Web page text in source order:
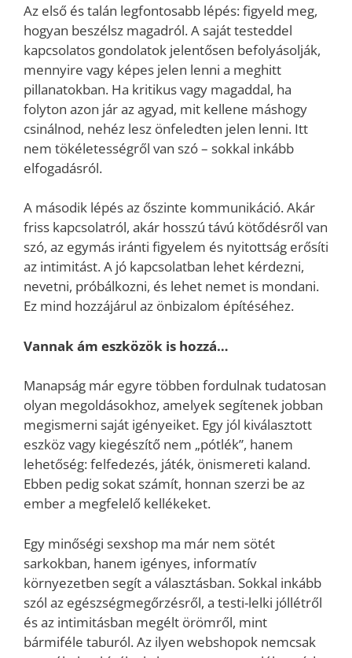
Az első és talán legfontosabb lépés: figyeld meg,
hogyan beszélsz magadról. A saját testeddel
kapcsolatos gondolatok jelentősen befolyásolják,
mennyire vagy képes jelen lenni a meghitt
pillanatokban. Ha kritikus vagy magaddal, ha
folyton azon jár az agyad, mit kellene máshogy
csinálnod, nehéz lesz önfeledten jelen lenni. Itt
nem tökéletességről van szó – sokkal inkább
elfogadásról.
A második lépés az őszinte kommunikáció. Akár
friss kapcsolatról, akár hosszú távú kötődésről van
szó, az egymás iránti figyelem és nyitottság erősíti
az intimitást. A jó kapcsolatban lehet kérdezni,
nevetni, próbálkozni, és lehet nemet is mondani.
Ez mind hozzájárul az önbizalom építéséhez.
Vannak ám eszközök is hozzá…
Manapság már egyre többen fordulnak tudatosan
olyan megoldásokhoz, amelyek segítenek jobban
megismerni saját igényeiket. Egy jól kiválasztott
eszköz vagy kiegészítő nem „pótlék”, hanem
lehetőség: felfedezés, játék, önismereti kaland.
Ebben pedig sokat számít, honnan szerzi be az
ember a megfelelő kellékeket.
Egy minőségi sexshop ma már nem sötét
sarkokban, hanem igényes, informatív
környezetben segít a választásban. Sokkal inkább
szól az egészségmegőrzésről, a testi-lelki jóllétről
és az intimitásban megélt örömről, mint
bármiféle taburól. Az ilyen webshopok nemcsak